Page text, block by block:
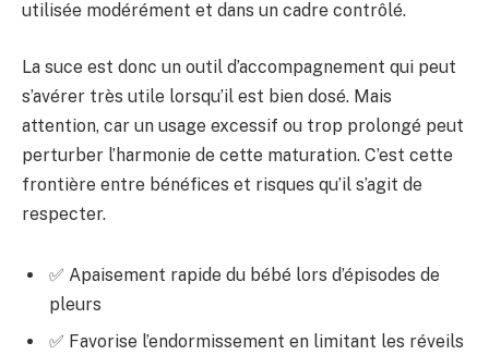
utilisée modérément et dans un cadre contrôlé.
La suce est donc un outil d’accompagnement qui peut
s’avérer très utile lorsqu’il est bien dosé. Mais
attention, car un usage excessif ou trop prolongé peut
perturber l’harmonie de cette maturation. C’est cette
frontière entre bénéfices et risques qu’il s’agit de
respecter.
✅ Apaisement rapide du bébé lors d’épisodes de
pleurs
✅ Favorise l’endormissement en limitant les réveils